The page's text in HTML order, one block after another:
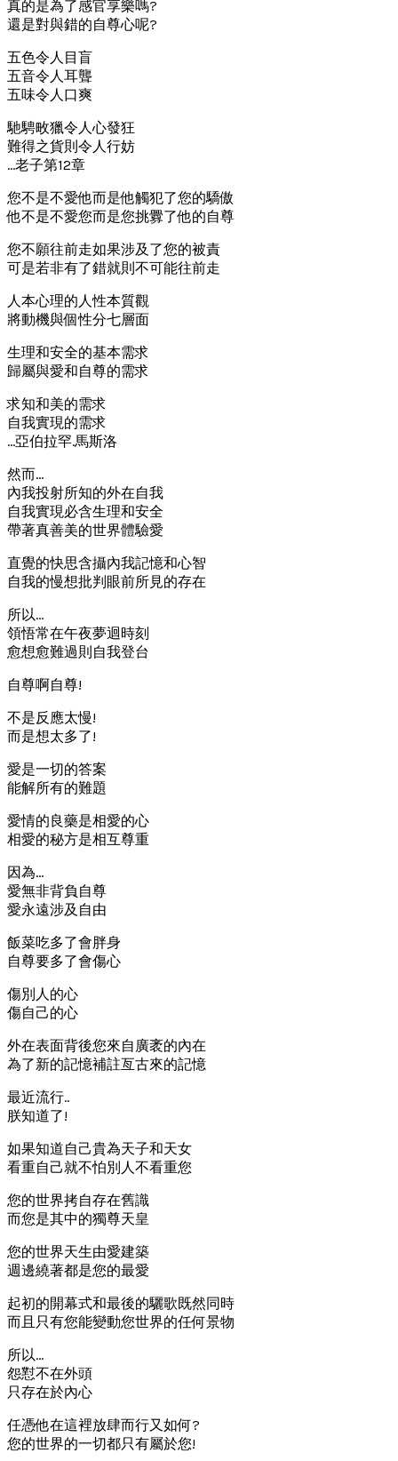
真的是為了感官享樂嗎?
還是對與錯的自尊心呢?
五色令人目盲
五音令人耳聾
五味令人口爽
馳騁畋獵令人心發狂
難得之貨則令人行妨
…老子第12章
您不是不愛他而是他觸犯了您的驕傲
他不是不愛您而是您挑釁了他的自尊
您不願往前走如果涉及了您的被責
可是若非有了錯就則不可能往前走
人本心理的人性本質觀
將動機與個性分七層面
生理和安全的基本需求
歸屬與愛和自尊的需求
求知和美的需求
自我實現的需求
…亞伯拉罕.馬斯洛
然而…
內我投射所知的外在自我
自我實現必含生理和安全
帶著真善美的世界體驗愛
直覺的快思含攝內我記憶和心智
自我的慢想批判眼前所見的存在
所以…
領悟常在午夜夢迴時刻
愈想愈難過則自我登台
自尊啊自尊!
不是反應太慢!
而是想太多了!
愛是一切的答案
能解所有的難題
愛情的良藥是相愛的心
相愛的秘方是相互尊重
因為…
愛無非背負自尊
愛永遠涉及自由
飯菜吃多了會胖身
自尊要多了會傷心
傷別人的心
傷自己的心
外在表面背後您來自廣袤的內在
為了新的記憶補註亙古來的記憶
最近流行..
朕知道了!
如果知道自己貴為天子和天女
看重自己就不怕別人不看重您
您的世界拷自存在舊識
而您是其中的獨尊天皇
您的世界天生由愛建築
週邊繞著都是您的最愛
起初的開幕式和最後的驪歌既然同時
而且只有您能變動您世界的任何景物
所以…
怨懟不在外頭
只存在於內心
任憑他在這裡放肆而行又如何?
您的世界的一切都只有屬於您!